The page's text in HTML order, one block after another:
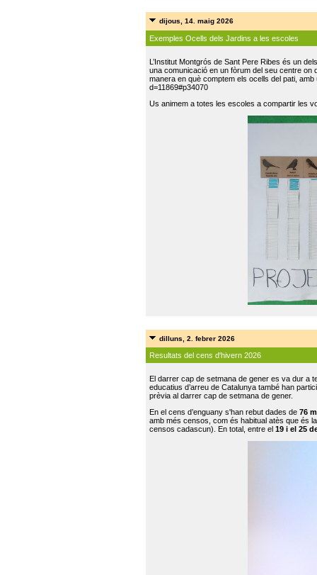
dijous, 14. maig 2026
Exemples Ocells dels Jardins a les escoles
L’Institut Montgrós de Sant Pere Ribes és un
una comunicació en un fòrum del seu centre on
manera en què comptem els ocells del pati,
d=11869#p34070
Us animem a totes les escoles a compartir les
dilluns, 2. febrer 2026
Resultats del cens d'hivern 2026
El darrer cap de setmana de gener es va dur a
educatius d’arreu de Catalunya també han
prèvia al darrer cap de setmana de gener.
En el cens d’enguany s'han rebut dades de 76
amb més censos, com és habitual atès que és
censos cadascun). En total, entre el 19 i el 25